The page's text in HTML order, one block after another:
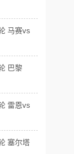
马赛vs
巴黎
雷恩vs
塞尔塔